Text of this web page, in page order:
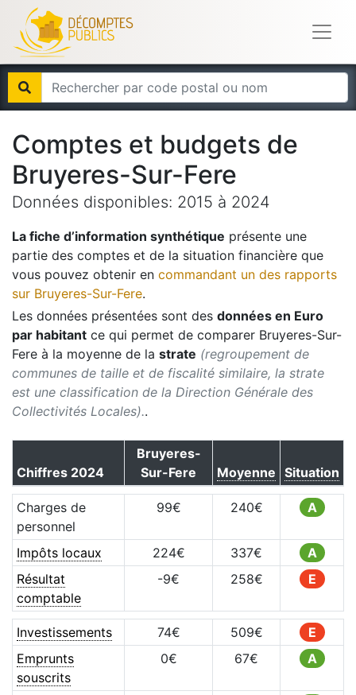
Comptes et budgets de
Bruyeres-Sur-Fere
Données disponibles: 2015 à 2024
La fiche d’information synthétique présente une
partie des comptes et de la situation financière que
vous pouvez obtenir en commandant un des rapports
sur Bruyeres-Sur-Fere.
Les données présentées sont des données en Euro
par habitant ce qui permet de comparer Bruyeres-Sur-
Fere à la moyenne de la strate (regroupement de
communes de taille et de fiscalité similaire, la strate
est une classification de la Direction Générale des
Collectivités Locales)..
Chiffres 2024
Bruyeres-
Sur-Fere
Moyenne Situation
Charges de
personnel
99€ 240€ A
Impôts locaux 224€ 337€
A
Résultat
comptable
-9€ 258€ E
Investissements 74€ 509€
E
Emprunts
souscrits
0€ 67€ A